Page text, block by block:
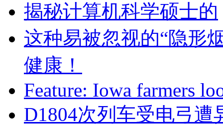
揭秘计算机科学硕士的
这种易被忽视的“隐形
健康！
Feature: Iowa farmers
D1804次列车受电弓